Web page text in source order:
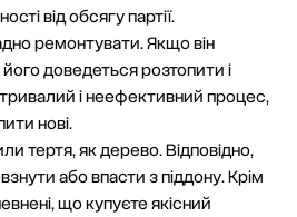
від обсягу партії.
ремонтувати. Якщо він
доведеться розтопити і
і неефективний процес,
нові.
тертя, як дерево. Відповідно,
або впасти з піддону. Крім
що купуєте якісний